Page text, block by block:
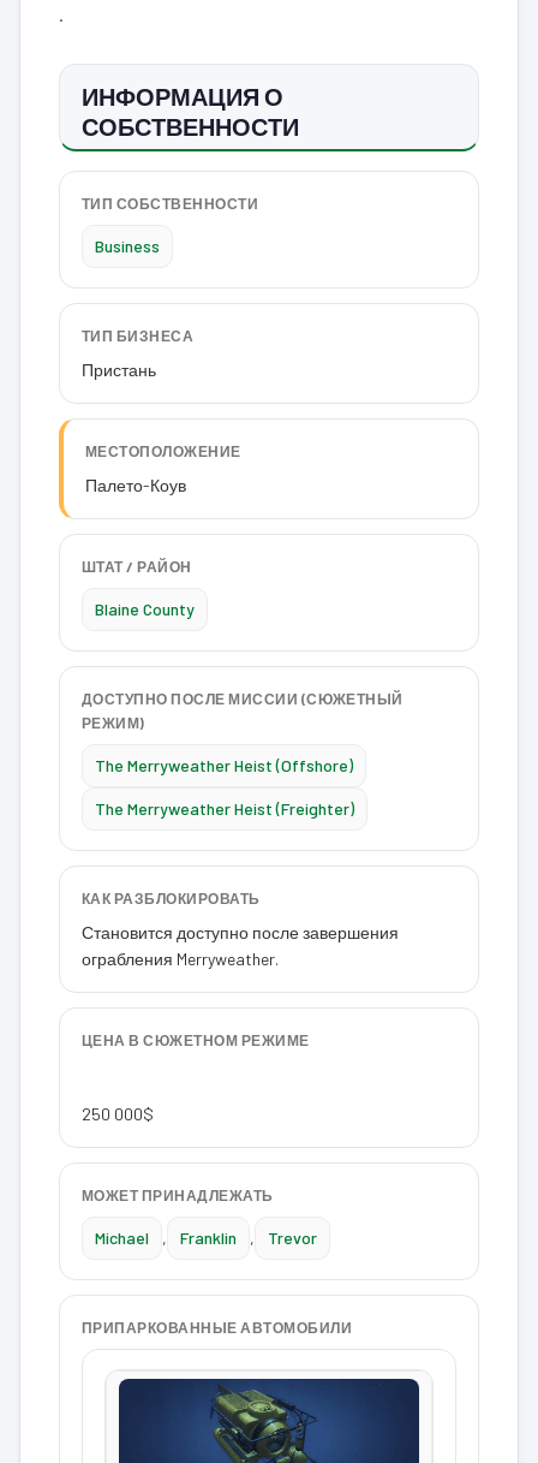
.
ИНФОРМАЦИЯ О
СОБСТВЕННОСТИ
ТИП СОБСТВЕННОСТИ
Business
ТИП БИЗНЕСА
Пристань
МЕСТОПОЛОЖЕНИЕ
Палето-Коув
ШТАТ / РАЙОН
Blaine County
ДОСТУПНО ПОСЛЕ МИССИИ (СЮЖЕТНЫЙ
РЕЖИМ)
The Merryweather Heist (Offshore)
The Merryweather Heist (Freighter)
КАК РАЗБЛОКИРОВАТЬ
Становится доступно после завершения
ограбления Merryweather.
ЦЕНА В СЮЖЕТНОМ РЕЖИМЕ
250 000$
МОЖЕТ ПРИНАДЛЕЖАТЬ
Michael , Franklin , Trevor
ПРИПАРКОВАННЫЕ АВТОМОБИЛИ